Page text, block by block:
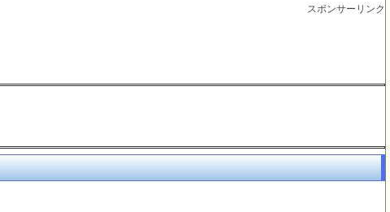
スポンサーリンク